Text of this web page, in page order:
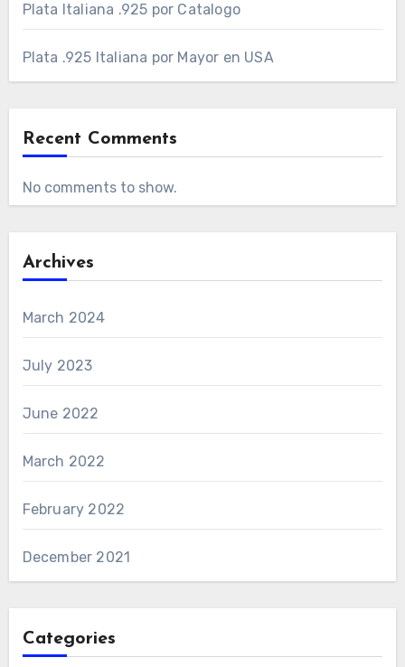
Plata Italiana .925 por Catalogo
Plata .925 Italiana por Mayor en USA
Recent Comments
No comments to show.
Archives
March 2024
July 2023
June 2022
March 2022
February 2022
December 2021
Categories